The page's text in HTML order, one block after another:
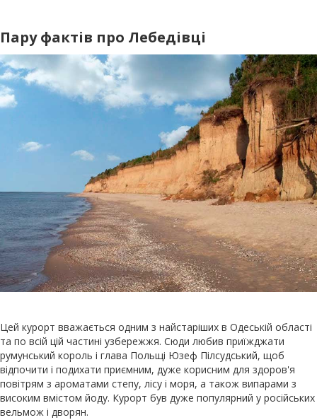
Пару фактів про Лебедівці
Цей курорт вважається одним з найстаріших в Одеській області
та по всій цій частині узбережжя. Сюди любив приїжджати
румунський король і глава Польщі Юзеф Пілсудський, щоб
відпочити і подихати приємним, дуже корисним для здоров'я
повітрям з ароматами степу, лісу і моря, а також випарами з
високим вмістом йоду. Курорт був дуже популярний у російських
вельмож і дворян.